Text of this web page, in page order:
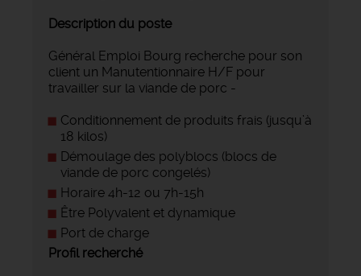
Description du poste
Général Emploi Bourg recherche pour son
client un Manutentionnaire H/F pour
travailler sur la viande de porc -
Conditionnement de produits frais (jusqu’à
18 kilos)
Démoulage des polyblocs (blocs de
viande de porc congelés)
Horaire 4h-12 ou 7h-15h
Être Polyvalent et dynamique
Port de charge
Profil recherché